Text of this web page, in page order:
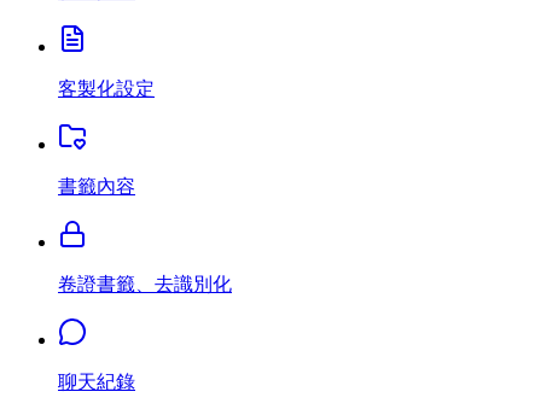
客製化設定
書籤內容
卷證書籤、去識別化
聊天紀錄